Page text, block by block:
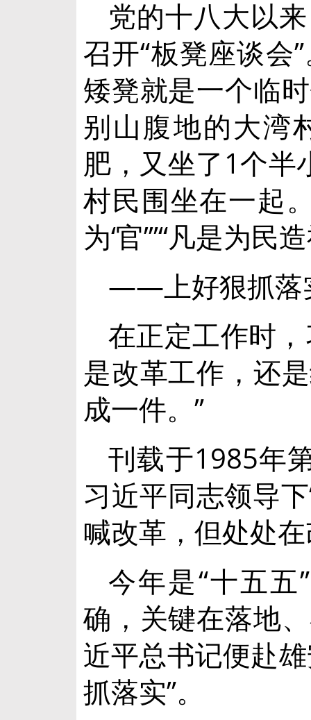
党的十八大以
召开“板凳座谈会
矮凳就是一个临
别山腹地的大湾
肥，又坐了1个半
村民围坐在一起
为‘官’”“凡是为
——上好狠抓落
在正定工作时
是改革工作，还
成一件。”
刊载于1985年
习近平同志领导
喊改革，但处处
今年是“十五
确，关键在落地
近平总书记便赴
抓落实”。